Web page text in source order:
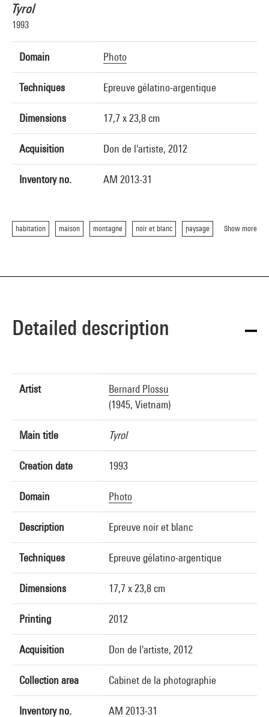
Tyrol
1993
Domain Photo
Techniques Epreuve gélatino-argentique
Dimensions 17,7 x 23,8 cm
Acquisition Don de l'artiste, 2012
Inventory no. AM 2013-31
habitation maison montagne noir et blanc paysage Show more
Image presentation :
Detailed description
Artist
Bernard Plossu
(1945, Vietnam)
Main title Tyrol
Creation date 1993
Domain Photo
Description Epreuve noir et blanc
Techniques Epreuve gélatino-argentique
Dimensions 17,7 x 23,8 cm
Printing 2012
Acquisition Don de l'artiste, 2012
Collection area Cabinet de la photographie
Inventory no. AM 2013-31